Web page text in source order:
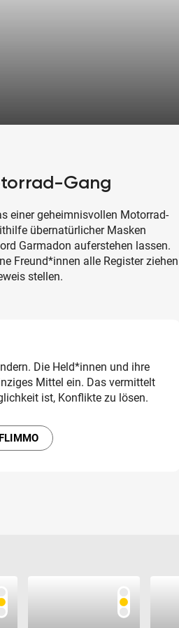
Gang
einer geheimnisvollen Motorrad-
übernatürlicher Masken
Garmadon auferstehen lassen.
Freund*innen alle Register ziehen
stellen.
Die Held*innen und ihre
Mittel ein. Das vermittelt
ist, Konflikte zu lösen.